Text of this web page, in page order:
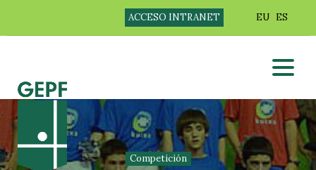
ACCESO INTRANET EU ES
Competición